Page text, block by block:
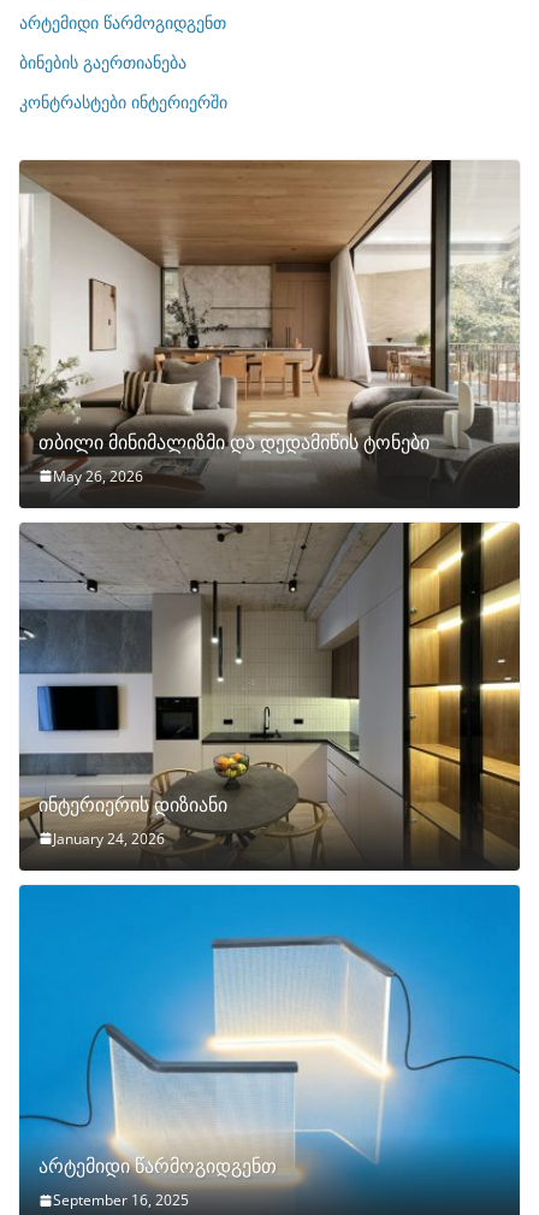
ბ
ი
არტემიდი წარმოგიდგენთ
ბინების გაერთიანება
კონტრასტები ინტერიერში
თბილი მინიმალიზმი და დედამიწის ტონები
May 26, 2026
ინტერიერის დიზიანი
January 24, 2026
არტემიდი წარმოგიდგენთ
September 16, 2025